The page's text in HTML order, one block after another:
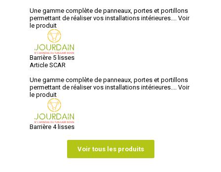
Une gamme complète de panneaux, portes et portillons
permettant de réaliser vos installations intérieures....
Voir
le produit
Barrière 5 lisses
Article SCAR
Une gamme complète de panneaux, portes et portillons
permettant de réaliser vos installations intérieures....
Voir
le produit
Barrière 4 lisses
Voir tous les produits